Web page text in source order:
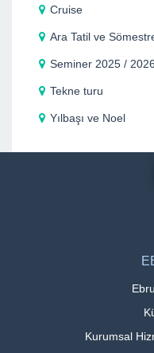
Cruise
Ara Tatil ve
Seminer 2025 / 2026
Tekne turu
Yılbaşı ve Noel
Kurumsal